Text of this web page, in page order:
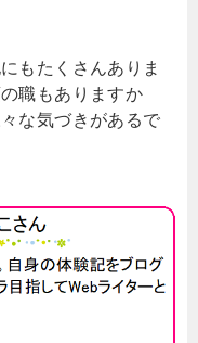
もたくさんありま
職もありますか
な気づきがあるで